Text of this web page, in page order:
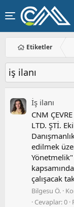
Etiketler
iş ilanı
İş ilanı
CNM
LTD. ŞTİ.
edilmek
çalışacak
Bilgesu Ö.
Cevaplar: 0